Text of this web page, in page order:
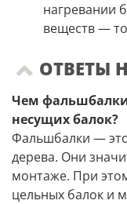
нагревании
веществ —
ОТВЕТЫ
Чем
несущих балок?
Фальшбалки —
дерева. Они
монтаже. При
цельных балок и